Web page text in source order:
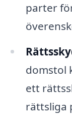
parter
domstol
ett
rättsliga